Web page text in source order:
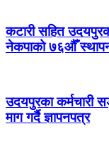
कटारी सहित
नेकपाको ७६औँ
उदयपुरका कर्मचारी
माग गर्दै ज्ञापनपत्र